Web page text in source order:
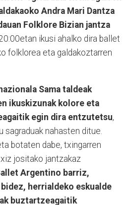
Andra Mari Dantza
Folklore Bizian jantza
ikusi ahalko dira ballet
folklorea eta galdakoztarren
Sama taldeak
ikuskizunak kolore eta
egin dira entzutetsu,
nahasten ditue.
botaten dabe, txingarren
jositako jantzakaz
Argentino barriz,
herrialdeko eskualde
buztartzeagaitik